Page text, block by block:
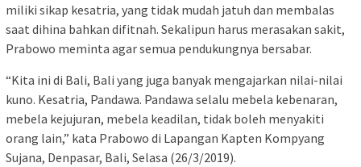
miliki sikap kesatria, yang tidak mudah jatuh dan membalas
saat dihina bahkan difitnah. Sekalipun harus merasakan sakit,
Prabowo meminta agar semua pendukungnya bersabar.
“Kita ini di Bali, Bali yang juga banyak mengajarkan nilai-nilai
kuno. Kesatria, Pandawa. Pandawa selalu mebela kebenaran,
mebela kejujuran, mebela keadilan, tidak boleh menyakiti
orang lain,” kata Prabowo di Lapangan Kapten Kompyang
Sujana, Denpasar, Bali, Selasa (26/3/2019).